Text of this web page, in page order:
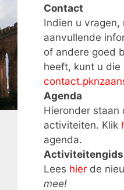
Contact
Indien u vragen,
aanvullende
of andere goed
heeft, kunt u die
Agenda
Hieronder staan
activiteiten. Klik
agenda.
Lees hier de
mee!